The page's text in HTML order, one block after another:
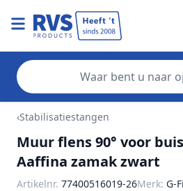
Ga naar de inhoud
‹Stabilisatiestangen
Muur flens 90° voor
Aaffina zamak zwart
Artikelnr. 77400516019-26Merk: G-